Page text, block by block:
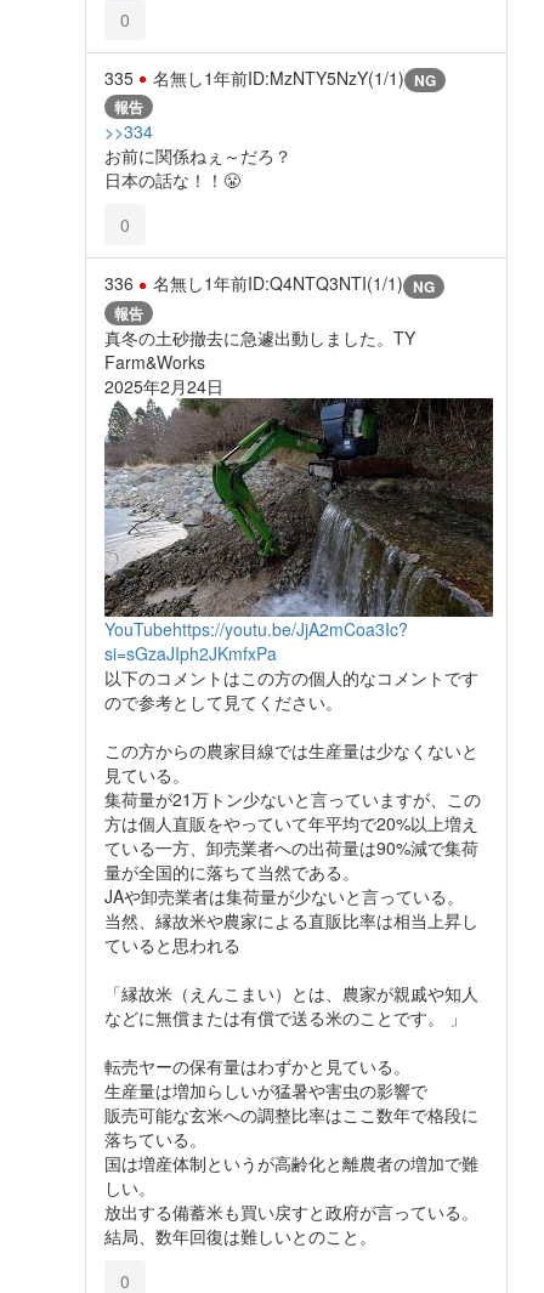
0
335 名無し1年前ID:MzNTY5NzY(1/1) NG
報告
>>334
お前に関係ねぇ～だろ？
日本の話な！！😤
0
336 名無し1年前ID:Q4NTQ3NTI(1/1) NG
報告
真冬の土砂撤去に急遽出動しました。TY
Farm&Works
2025年2月24日
YouTubehttps://youtu.be/JjA2mCoa3Ic?
si=sGzaJIph2JKmfxPa
以下のコメントはこの方の個人的なコメントです
ので参考として見てください。
この方からの農家目線では生産量は少なくないと
見ている。
集荷量が21万トン少ないと言っていますが、この
方は個人直販をやっていて年平均で20%以上増え
ている一方、卸売業者への出荷量は90%減で集荷
量が全国的に落ちて当然である。
JAや卸売業者は集荷量が少ないと言っている。
当然、縁故米や農家による直販比率は相当上昇し
ていると思われる
「縁故米（えんこまい）とは、農家が親戚や知人
などに無償または有償で送る米のことです。 」
転売ヤーの保有量はわずかと見ている。
生産量は増加らしいが猛暑や害虫の影響で
販売可能な玄米への調整比率はここ数年で格段に
落ちている。
国は増産体制というが高齢化と離農者の増加で難
しい。
放出する備蓄米も買い戻すと政府が言っている。
結局、数年回復は難しいとのこと。
0